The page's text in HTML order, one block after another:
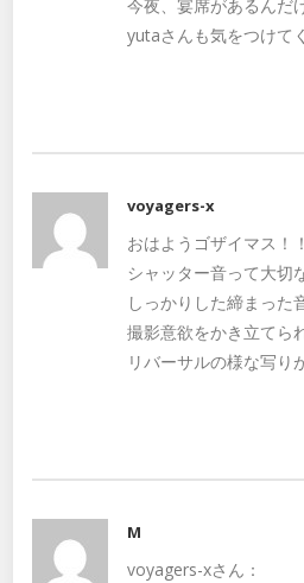
今夜、宴席があるんだ
yutaさんも気をつけて
voyagers-x
おはようゴザイマス！！
シャッター音って大切
しっかりした締まった
撮影意欲をかき立てら
リバーサルの様な写り
M
voyagers-xさん：